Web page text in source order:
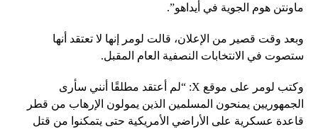
ماونتن هوم الجوية في أيداهو”.
وبعد وقت قصير من الإعلان، قالت لومر إنها لا تعتقد أنها
ستصوت في الانتخابات النصفية العام المقبل.
وكتب لومر على موقع X: “لم أعتقد مطلقًا أنني سأرى
الجمهوريين يمنحون المسلمين الذين يمولون الإرهاب من قطر
قاعدة عسكرية على الأراضي الأمريكية حتى يتمكنوا من قتل